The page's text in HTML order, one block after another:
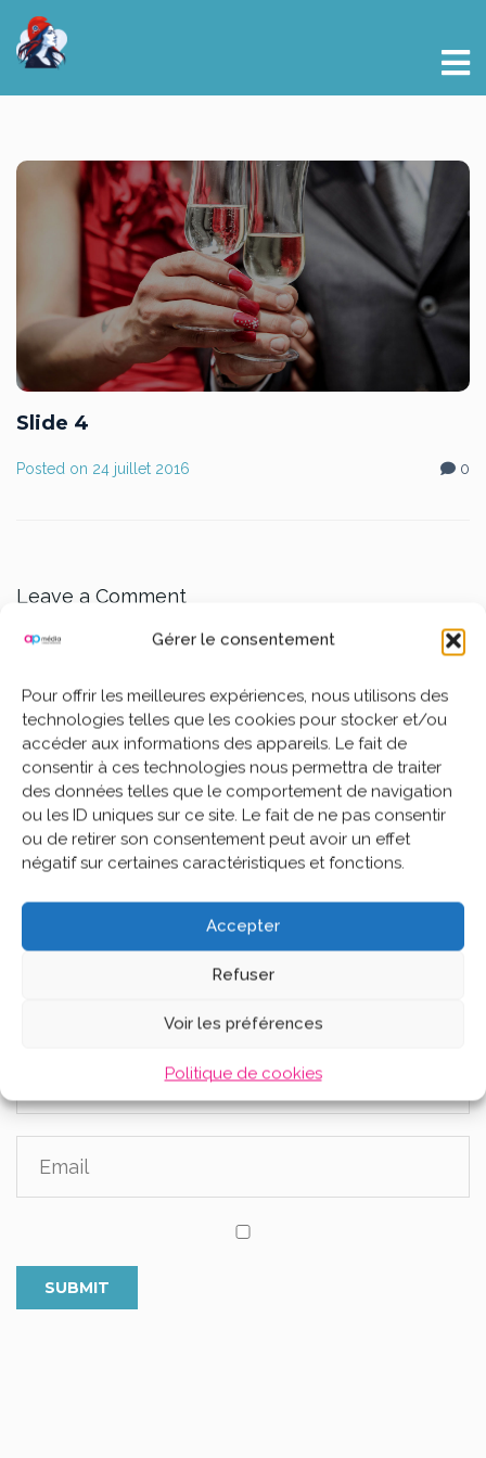
Gérer le consentement
Pour offrir les meilleures expériences, nous utilisons des
technologies telles que les cookies pour stocker et/ou
accéder aux informations des appareils. Le fait de
consentir à ces technologies nous permettra de traiter
des données telles que le comportement de navigation
ou les ID uniques sur ce site. Le fait de ne pas consentir
ou de retirer son consentement peut avoir un effet
négatif sur certaines caractéristiques et fonctions.
Accepter
Refuser
Voir les préférences
Politique de cookies
Slide 4
Posted on 24 juillet 2016 0
Leave a Comment
champs obligatoires sont indiqués avec*